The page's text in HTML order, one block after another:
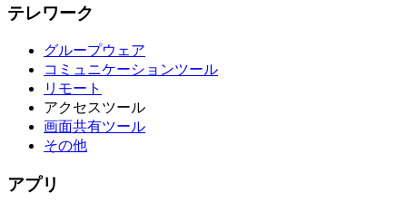
テレワーク
グループウェア
コミュニケーションツール
リモート
アクセスツール
画面共有ツール
その他
アプリ